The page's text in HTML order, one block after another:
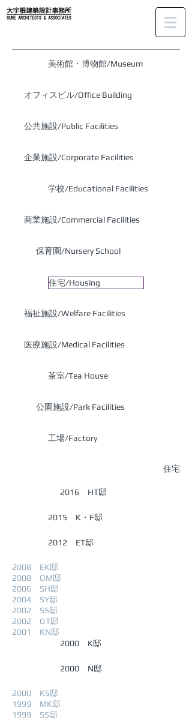
美術館・博物館/Museum
オフィスビル/Office Building
公共施設/Public Facilities
企業施設/Corporate Facilities
学校/Educational Facilities
商業施設/Commercial Facilities
保育園/Nursery School
住宅/Housing
福祉施設/Welfare Facilities
医療施設/Medical Facilities
茶室/Tea House
公園施設/Park Facilities
工場/Factory
住宅
2016 HT邸
2015 K・F邸
2012 ET邸
2008 EK邸
2008 OM邸
2006 SH邸
2004 SY邸
2002 SS邸
2002 OT邸
2001 KN邸
2000 K邸
2000 N邸
2000 KS邸
1999 MK邸
1999 SS邸